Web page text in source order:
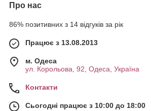
Про нас
86% позитивних з 14 відгуків за рік
Працює з 13.08.2013
м. Одеса
ул. Корольова, 92, Одеса, Україна
Контакти
Сьогодні працює з 10:00 до 18:00